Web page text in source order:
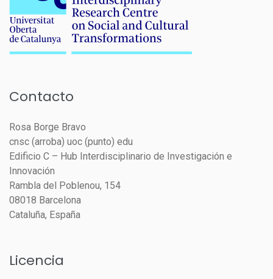
Contacto
Rosa Borge Bravo
cnsc (arroba) uoc (punto) edu
Edificio C – Hub Interdisciplinario de Investigación e
Innovación
Rambla del Poblenou, 154
08018 Barcelona
Cataluña, España
Licencia